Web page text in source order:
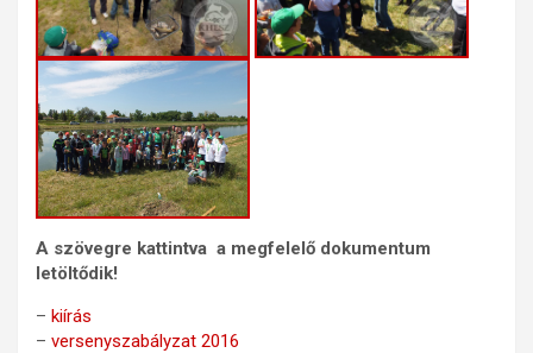
A szövegre kattintva a megfelelő dokumentum
letöltődik!
– kiírás
– versenyszabályzat 2016